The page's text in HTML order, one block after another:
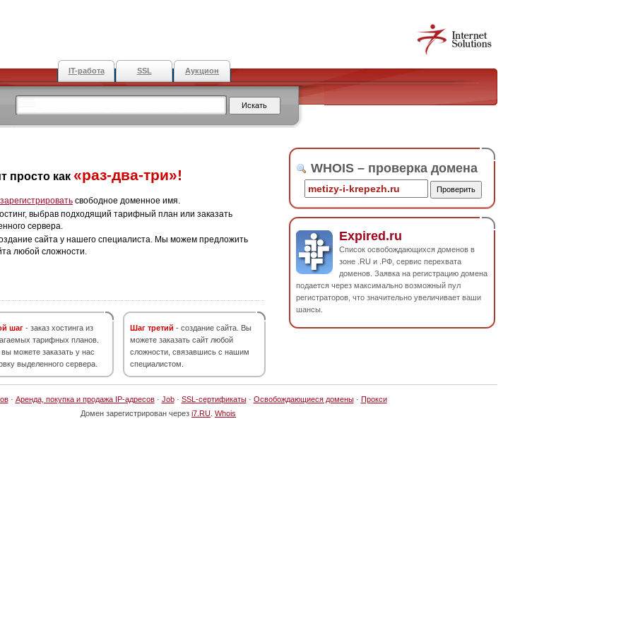
IT-работа SSL Аукцион
просто как «раз-два-три»!
зарегистрировать свободное доменное имя.
выбрав подходящий тарифный план или заказать
сервера.
сайта у нашего специалиста. Мы можем предложить
любой сложности.
шаг - заказ хостинга из
тарифных планов.
можете заказать у нас
выделенного сервера.
Шаг третий - создание сайта. Вы
можете заказать сайт любой
сложности, связавшись с нашим
специалистом.
WHOIS – проверка домена
Expired.ru
Список освобождающихся доменов в
зоне .RU и .РФ, сервис перехвата
доменов. Заявка на регистрацию домена
подается через максимально возможный пул
регистраторов, что значительно увеличивает ваши
шансы.
· Аренда, покупка и продажа IP-адресов· Job· SSL-сертификаты· Освобождающиеся домены· Прокси
Домен зарегистрирован через i7.RU Whois